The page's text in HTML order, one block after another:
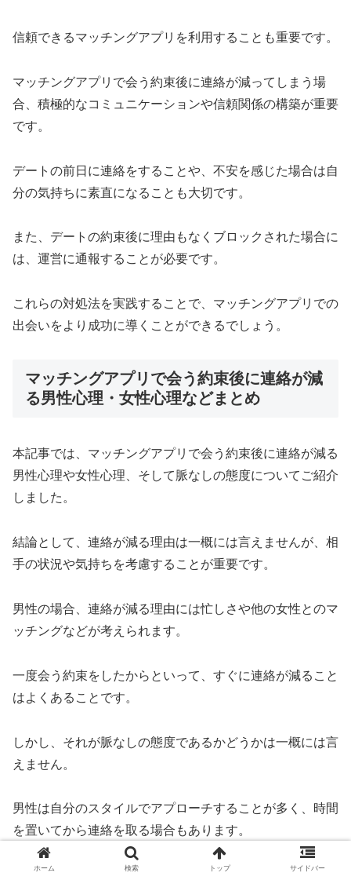
信頼できるマッチングアプリを利用することも重要です。
マッチングアプリで会う約束後に連絡が減ってしまう場
合、積極的なコミュニケーションや信頼関係の構築が重要
です。
デートの前日に連絡をすることや、不安を感じた場合は自
分の気持ちに素直になることも大切です。
また、デートの約束後に理由もなくブロックされた場合に
は、運営に通報することが必要です。
これらの対処法を実践することで、マッチングアプリでの
出会いをより成功に導くことができるでしょう。
マッチングアプリで会う約束後に連絡が減
る男性心理・女性心理などまとめ
本記事では、マッチングアプリで会う約束後に連絡が減る
男性心理や女性心理、そして脈なしの態度についてご紹介
しました。
結論として、連絡が減る理由は一概には言えませんが、相
手の状況や気持ちを考慮することが重要です。
男性の場合、連絡が減る理由には忙しさや他の女性とのマ
ッチングなどが考えられます。
一度会う約束をしたからといって、すぐに連絡が減ること
はよくあることです。
しかし、それが脈なしの態度であるかどうかは一概には言
えません。
男性は自分のスタイルでアプローチすることが多く、時間
を置いてから連絡を取る場合もあります。
女性の場合、連絡が減る理由には会う前に興味がなかっ
ホーム 検索 トップ サイドバー